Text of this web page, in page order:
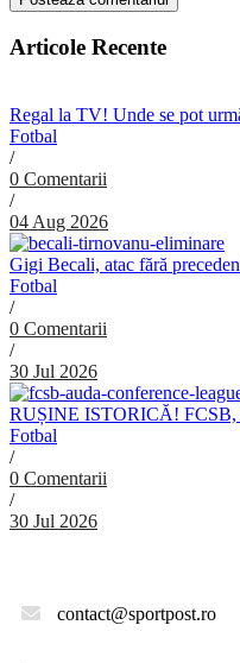
Articole Recente
Regal la TV! Unde se pot
Fotbal
/
0 Comentarii
/
04 Aug 2026
Gigi Becali, atac fără
Fotbal
/
0 Comentarii
/
30 Jul 2026
RUȘINE ISTORICĂ! FCSB,
Fotbal
/
0 Comentarii
/
30 Jul 2026
contact@sportpost.ro